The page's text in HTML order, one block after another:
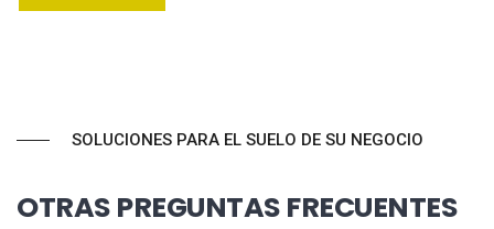
SOLUCIONES PARA EL SUELO DE SU NEGOCIO
OTRAS PREGUNTAS FRECUENTES